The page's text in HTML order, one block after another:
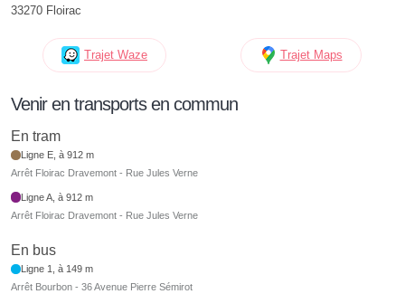
33270 Floirac
Trajet Waze Trajet Maps
Venir en transports en commun
En tram
Ligne E, à 912 m
Arrêt Floirac Dravemont - Rue Jules Verne
Ligne A, à 912 m
Arrêt Floirac Dravemont - Rue Jules Verne
En bus
Ligne 1, à 149 m
Arrêt Bourbon - 36 Avenue Pierre Sémirot